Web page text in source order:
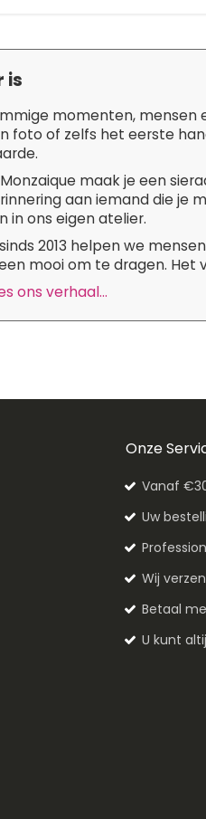
is
momenten, mensen
foto of zelfs het eerste
Monzaique maak je een
aan iemand die je
in ons eigen atelier.
2013 helpen we
mooi om te dragen. Het
ons verhaal...
Onze
Vanaf
Uw
Wij
Betaal
U kunt